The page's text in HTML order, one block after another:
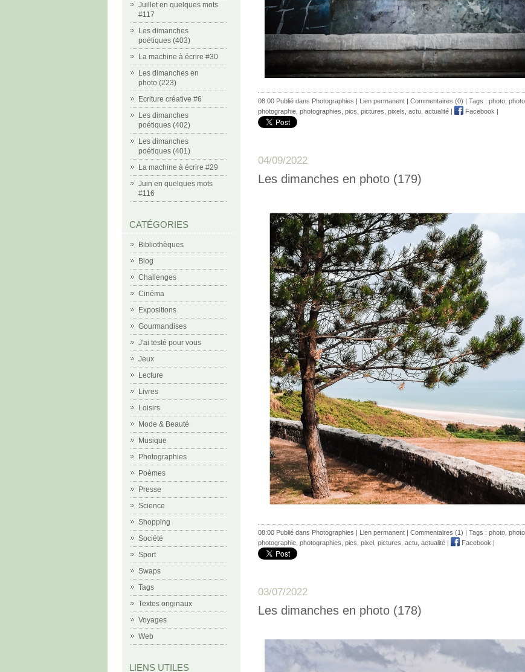
Juillet en quelques mots
#117
Les dimanches
poétiques (403)
La machine à écrire #30
Les dimanches en
photo (223)
Ecriture créative #6
Les dimanches
poétiques (402)
Les dimanches
poétiques (401)
La machine à écrire #29
Juin en quelques mots
#116
CATÉGORIES
Bibliothèques
Blog
Challenges
Cinéma
Expositions
Gourmandises
J'ai testé pour vous
Jeux
Lecture
Livres
Loisirs
Mode & Beauté
Musique
Photographies
Poèmes
Presse
Science
Shopping
Société
Sport
Swaps
Tags
Textes originaux
Voyages
Web
LIENS UTILES
08:00 Publié dans Photographies | Lien permanent | Commentaires (0) | Tags : photo
photographie photographies pics pictures pixels actu actualité | Facebook |
04/09/2022
Les dimanches en photo (179)
08:00 Publié dans Photographies | Lien permanent | Commentaires (1) | Tags : photo
photographie photographies pics pixel pictures actu actualité | Facebook |
03/07/2022
Les dimanches en photo (178)